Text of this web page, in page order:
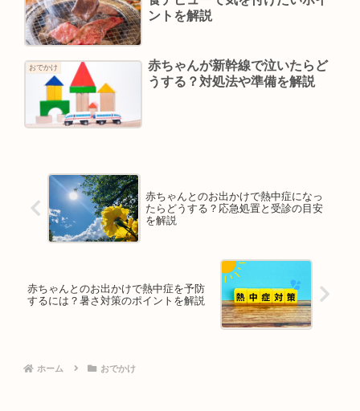
ントを解説
おでかけ
赤ちゃんが新幹線で泣いたらど
うする？対処法や準備を解説
赤ちゃんとのお出かけで熱中症になっ
たらどうする？応急処置と受診の目安
を解説
赤ちゃんとのお出かけで熱中症を予防
するには？暑さ対策のポイントを解説
ホーム おでかけ